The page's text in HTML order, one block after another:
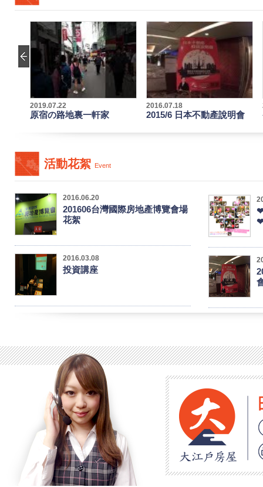
2019.07.22
原宿の路地裏一軒家
2016.07.18
2015/6 日本不動產說明會
活動花絮 Event
2016.06.20
201606台灣國際房地產博覽會場
花絮
2016.03.08
投資講座